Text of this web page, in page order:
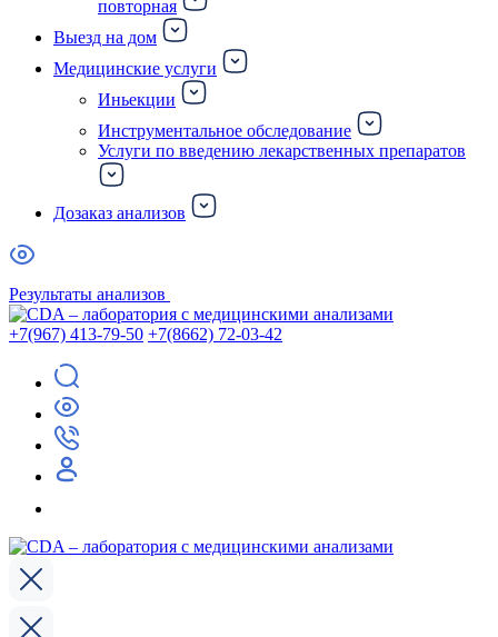
повторная
Выезд на дом
Медицинские услуги
Иньекции
Инструментальное обследование
Услуги по введению лекарственных препаратов
Дозаказ анализов
Результаты анализов
+7(967) 413-79-50 +7(8662) 72-03-42